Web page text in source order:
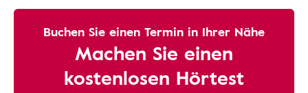
Buchen Sie einen Termin in Ihrer Nähe
Machen Sie einen
kostenlosen Hörtest